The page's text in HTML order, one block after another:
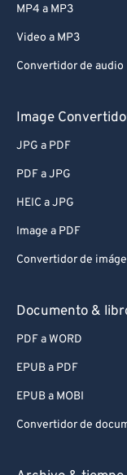
MP4 a MP3
Video a MP3
Convertidor de audio
Image
JPG a PDF
PDF a JPG
HEIC a JPG
Image a PDF
Convertidor de
Documento &
PDF a WORD
EPUB a PDF
EPUB a MOBI
Convertidor de